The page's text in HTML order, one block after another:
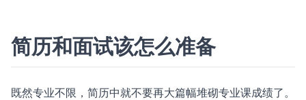
简历和面试该怎么准备
既然专业不限，简历中就不要再大篇幅堆砌专业课成绩了。